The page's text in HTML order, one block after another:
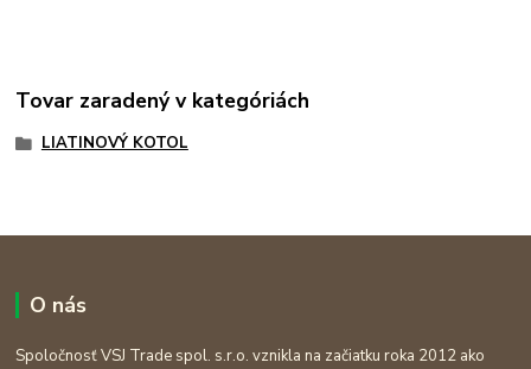
Tovar zaradený v kategóriách
LIATINOVÝ KOTOL
O nás
Spoločnosť VSJ Trade spol. s.r.o. vznikla na začiatku roka 2012 ako